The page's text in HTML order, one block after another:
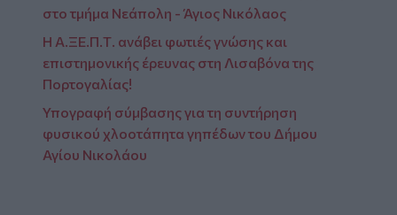
στο τμήμα Νεάπολη - Άγιος Νικόλαος
Η Α.ΞΕ.Π.Τ. ανάβει φωτιές γνώσης και
επιστημονικής έρευνας στη Λισαβόνα της
Πορτογαλίας!
Υπογραφή σύμβασης για τη συντήρηση
φυσικού χλοοτάπητα γηπέδων του Δήμου
Αγίου Νικολάου